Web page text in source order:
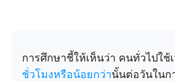
การศึกษาชี้ให้เห็นว่า คนทั่วไปใช้
ชั่วโมงหรือน้อยกว่านั้นต่อวันในก